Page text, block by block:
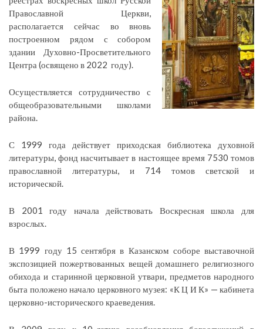
Православной Церкви,
располагается сейчас во вновь
построенном рядом с собором
здании Духовно-Просветительного
Центра (освящено в 2022 году).
Осуществляется сотрудничество с
общеобразовательными школами
района.
С 1999 года действует приходская библиотека духовной
литературы, фонд насчитывает в настоящее время 7530 томов
православной литературы, и 714 томов светской и
исторической.
В 2001 году начала действовать Воскресная школа для
взрослых.
В 1999 году 15 сентября в Казанском соборе выставочной
экспозицией пожертвованных вещей домашнего религиозного
обихода и старинной церковной утвари, предметов народного
быта положено начало церковного музея: «К Ц И К» — кабинета
церковно-исторического краеведения.